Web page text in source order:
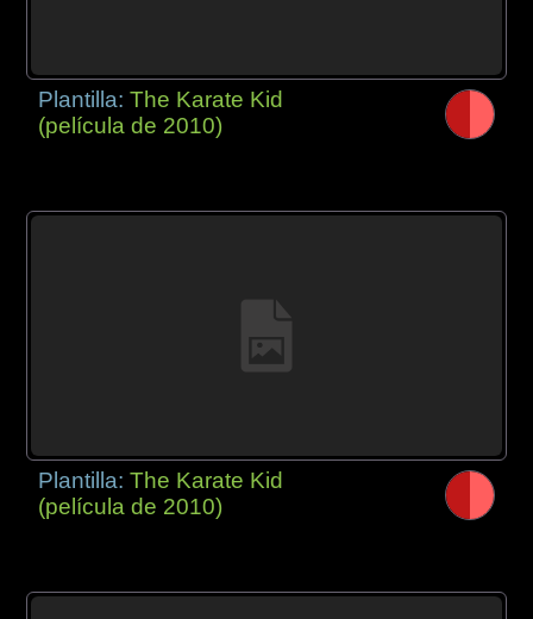
Plantilla:The Karate Kid
(película de 2010)
Plantilla:The Karate Kid
(película de 2010)